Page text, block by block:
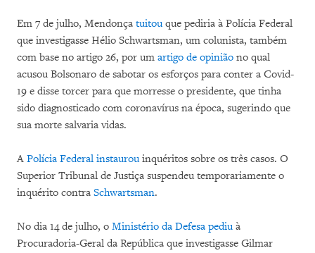
Em 7 de julho, Mendonça tuitouque pediria à Polícia Federal
que investigasse Hélio Schwartsman, um colunista, também
com base no artigo 26, por um artigo de opinião no qual
acusou Bolsonaro de sabotar os esforços para conter a Covid-
19 e disse torcer para que morresse o presidente, que tinha
sido diagnosticado com coronavírus na época, sugerindo que
sua morte salvaria vidas.
A Polícia Federal instaurouinquéritos sobre os três casos. O
Superior Tribunal de Justiça suspendeu temporariamente o
inquérito contra Schwartsman.
No dia 14 de julho, o Ministério da Defesa pediuà
Procuradoria-Geral da República que investigasse Gilmar